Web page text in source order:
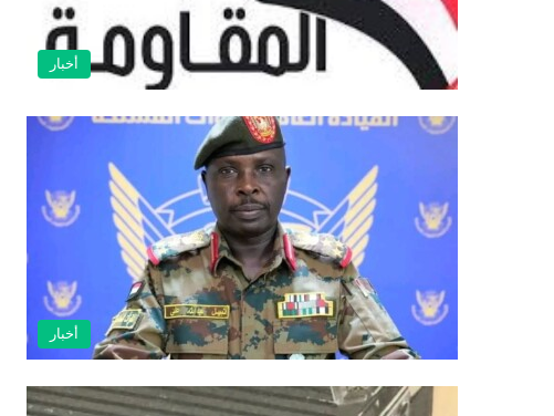
أخبار
أخبار